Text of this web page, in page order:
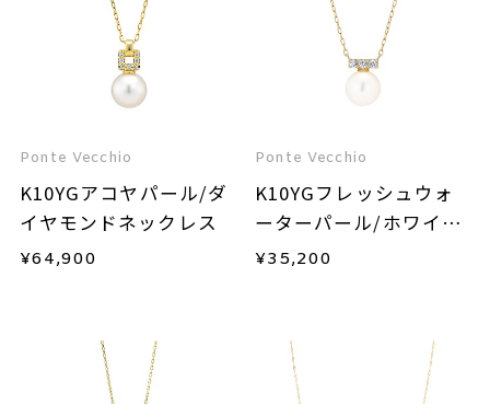
Ponte Vecchio
K10YGアコヤパール/ダ
イヤモンドネックレス
¥64,900
Ponte Vecchio
K10YGフレッシュウォ
ーターパール/ホワイト
トパーズネックレス
¥35,200